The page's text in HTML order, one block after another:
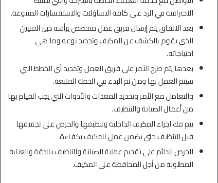
الاحترافية في الرد على كافة التساؤلات والاستفسارات المتنوعة.
بعد الاتفاق يتم إرسال فريق عمل متخصص يرأسه خبير الفنيين
الذي يقوم بالكشف عن المكيف وتحديد نوعه وما هي
احتياجاته.
بعدها يتم طرح الأمر على فريق العمل وتحديد أي الخطط التي
سيتم العمل بها ومن ثم البدء في الخطة المتبعة.
والتعامل مع الأمر وتحديد المعدات والأدوات التي يجب القيام بها
من أعمال الصيانة والتنظيف.
يتم فك اجزاء المكيف الداخلية وتنظيفها والحرص على تجفيفها
قبل التنظيف حتى يضمن عمل المكيف بكفاءة.
الحرص الدائم على تقديم عملية الصيانة والتنظيف بالدقة والعناية
المطلوبة من أجل المحافظة على المكيف.